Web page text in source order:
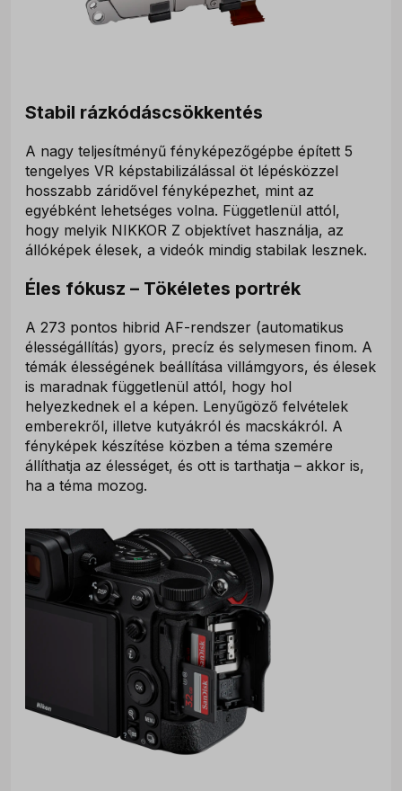
Stabil rázkódáscsökkentés
A nagy teljesítményű fényképezőgépbe épített 5
tengelyes VR képstabilizálással öt lépésközzel
hosszabb záridővel fényképezhet, mint az
egyébként lehetséges volna. Függetlenül attól,
hogy melyik NIKKOR Z objektívet használja, az
állóképek élesek, a videók mindig stabilak lesznek.
Éles fókusz – Tökéletes portrék
A 273 pontos hibrid AF-rendszer (automatikus
élességállítás) gyors, precíz és selymesen finom. A
témák élességének beállítása villámgyors, és élesek
is maradnak függetlenül attól, hogy hol
helyezkednek el a képen. Lenyűgöző felvételek
emberekről, illetve kutyákról és macskákról. A
fényképek készítése közben a téma szemére
állíthatja az élességet, és ott is tarthatja – akkor is,
ha a téma mozog.